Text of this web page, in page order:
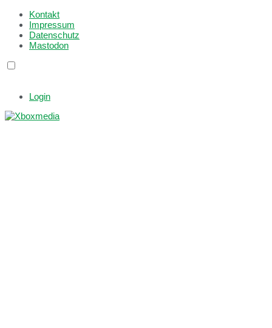
Kontakt
Impressum
Datenschutz
Mastodon
Login